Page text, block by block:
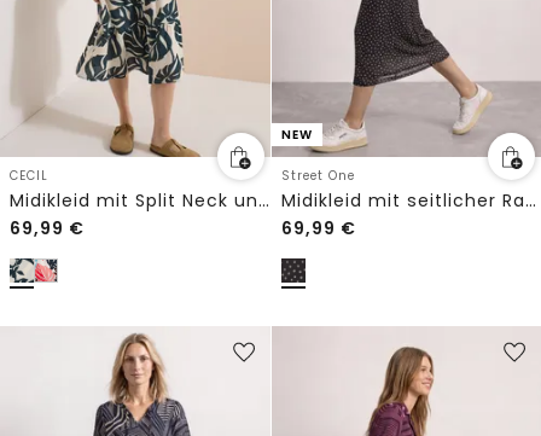
CECIL
Midikleid mit Split Neck und Print
69,99 €
NEW
Street One
Midikleid mit seitlicher Raffung
69,99 €